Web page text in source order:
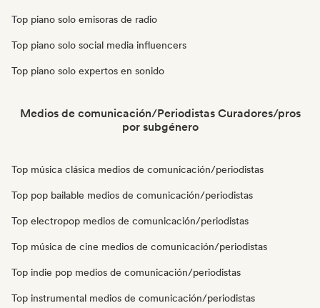
Top piano solo emisoras de radio
Top piano solo social media influencers
Top piano solo expertos en sonido
Medios de comunicación/Periodistas Curadores/pros
por subgénero
Top música clásica medios de comunicación/periodistas
Top pop bailable medios de comunicación/periodistas
Top electropop medios de comunicación/periodistas
Top música de cine medios de comunicación/periodistas
Top indie pop medios de comunicación/periodistas
Top instrumental medios de comunicación/periodistas